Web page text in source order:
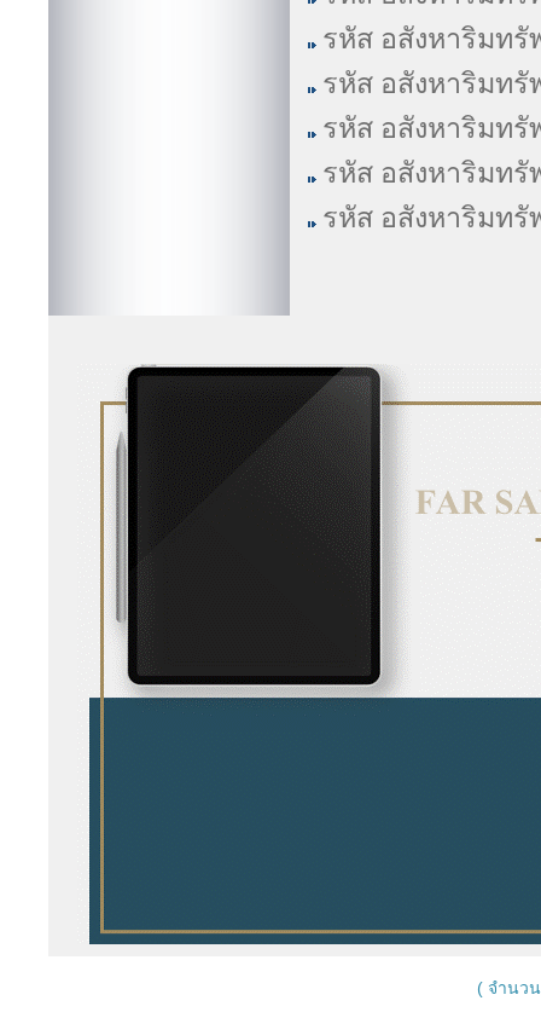
รหัส อสังหาริมทรั
รหัส อสังหาริมทรั
รหัส อสังหาริมทรั
รหัส อสังหาริมทรั
รหัส อสังหาริมทรั
( จำนว